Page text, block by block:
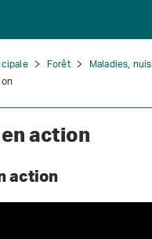
Forêt
Maladies,
action
action